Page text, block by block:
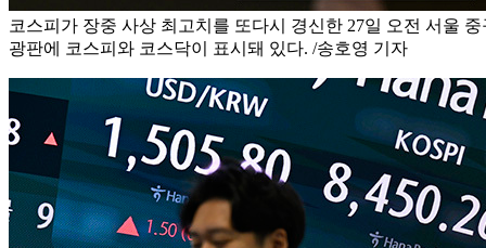
코스피가 장중 사상 최고치를 또다시 경신한 27일 오전 서울
광판에 코스피와 코스닥이 표시돼 있다. /송호영 기자